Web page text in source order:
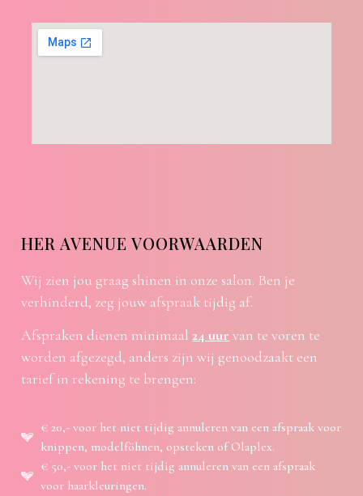
HER AVENUE VOORWAARDEN
Wij zien jou graag shinen in onze salon. Ben je
verhinderd, zeg jouw afspraak tijdig af.
Afspraken dienen minimaal24 uur van te voren te
worden afgezegd, anders zijn wij genoodzaakt een
tarief in rekening te brengen:
€ 20,- voor het niet tijdig annuleren van een afspraak voor
knippen, modelföhnen, opsteken of Olaplex.
€ 50,- voor het niet tijdig annuleren van een afspraak
voor haarkleuringen.